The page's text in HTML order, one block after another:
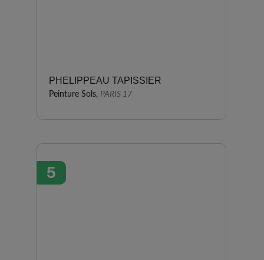
PHELIPPEAU TAPISSIER
Peinture Sols, PARIS 17
5